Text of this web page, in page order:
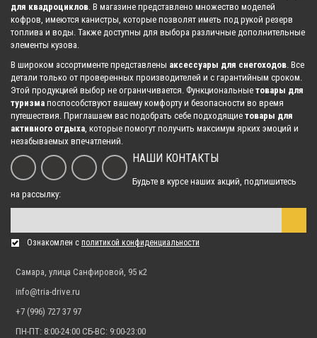
для квадроциклов. В магазине представлено множество моделей
кофров, имеются канистры, которые позволят иметь под рукой резерв
топлива и воды. Также доступны для выбора различные дополнительные
элементы кузова.
В широком ассортименте представлены аксессуары для снегоходов. Все
детали только от проверенных производителей и с гарантийным сроком.
Этой продукцией выбор не ограничивается. Функциональные товары для
туризма поспособствуют вашему комфорту и безопасности во время
путешествия. Приглашаем вас подобрать себе подходящие товары для
активного отдыха, которые помогут получить максимум ярких эмоций и
незабываемых впечатлений.
НАШИ КОНТАКТЫ
Будьте в курсе наших акций, подпишитесь
на рассылку:
Ознакомлен с политикой конфиденциальности
Самара, улица Санфировой, 95 к2
info@tria-drive.ru
+7 (996) 727 37 97
ПН-ПТ: 8:00-24:00 СБ-ВС: 9:00-23:00